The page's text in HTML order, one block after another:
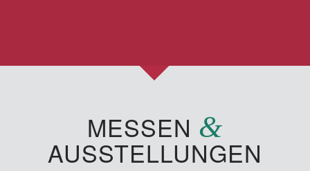
MESSEN &
AUSSTELLUNGEN